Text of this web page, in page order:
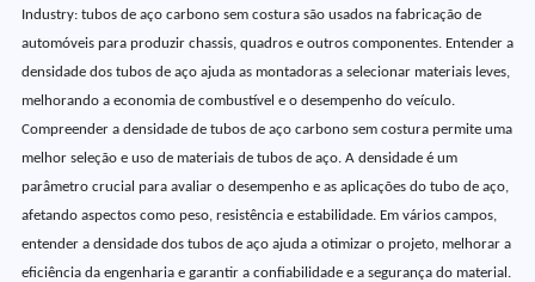
Industry: tubos de aço carbono sem costura são usados na fabricação de
automóveis para produzir chassis, quadros e outros componentes. Entender a
densidade dos tubos de aço ajuda as montadoras a selecionar materiais leves,
melhorando a economia de combustível e o desempenho do veículo.
Compreender a densidade de tubos de aço carbono sem costura permite uma
melhor seleção e uso de materiais de tubos de aço. A densidade é um
parâmetro crucial para avaliar o desempenho e as aplicações do tubo de aço,
afetando aspectos como peso, resistência e estabilidade. Em vários campos,
entender a densidade dos tubos de aço ajuda a otimizar o projeto, melhorar a
eficiência da engenharia e garantir a confiabilidade e a segurança do material.